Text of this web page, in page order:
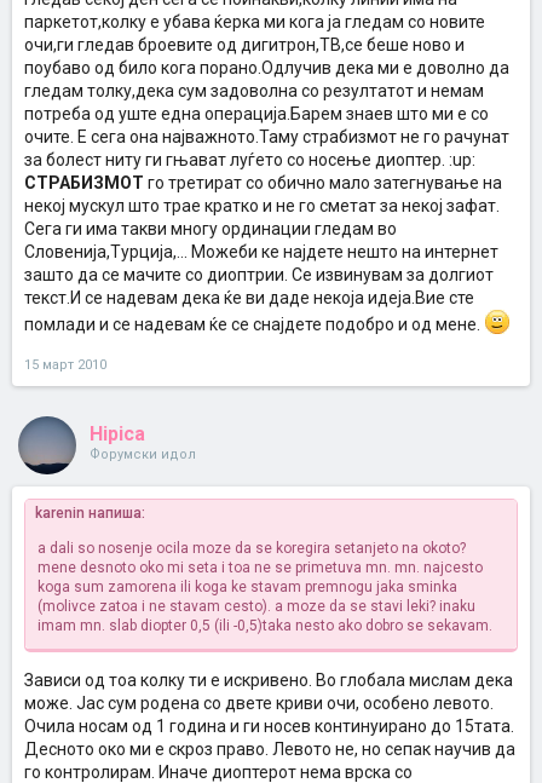
паркетот,колку е убава ќерка ми кога ја гледам со новите
очи,ги гледав броевите од дигитрон,ТВ,се беше ново и
поубаво од било кога порано.Одлучив дека ми е доволно да
гледам толку,дека сум задоволна со резултатот и немам
потреба од уште една операција.Барем знаев што ми е со
очите. Е сега она најважното.Таму страбизмот не го рачунат
за болест ниту ги гњават луѓето со носење диоптер. :up:
СТРАБИЗМОТ го третират со обично мало затегнување на
некој мускул што трае кратко и не го сметат за некој зафат.
Сега ги има такви многу ординации гледам во
Словенија,Турција,... Можеби ке најдете нешто на интернет
зашто да се мачите со диоптрии. Се извинувам за долгиот
текст.И се надевам дека ќе ви даде некоја идеја.Вие сте
помлади и се надевам ќе се снајдете подобро и од мене.
15 март 2010
Hipica
Форумски идол
karenin напиша:
a dali so nosenje ocila moze da se koregira setanjeto na okoto?
mene desnoto oko mi seta i toa ne se primetuva mn. mn. najcesto
koga sum zamorena ili koga ke stavam premnogu jaka sminka
(molivce zatoa i ne stavam cesto). a moze da se stavi leki? inaku
imam mn. slab diopter 0,5 (ili -0,5)taka nesto ako dobro se sekavam.
Зависи од тоа колку ти е искривено. Во глобала мислам дека
може. Јас сум родена со двете криви очи, особено левото.
Очила носам од 1 година и ги носев континуирано до 15тата.
Десното око ми е скроз право. Левото не, но сепак научив да
го контролирам. Иначе диоптерот нема врска со